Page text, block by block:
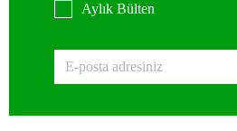
Aylık Bülten